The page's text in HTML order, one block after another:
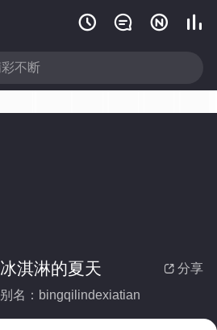
   
 分享
冰淇淋的夏天
别名：bingqilindexiatian